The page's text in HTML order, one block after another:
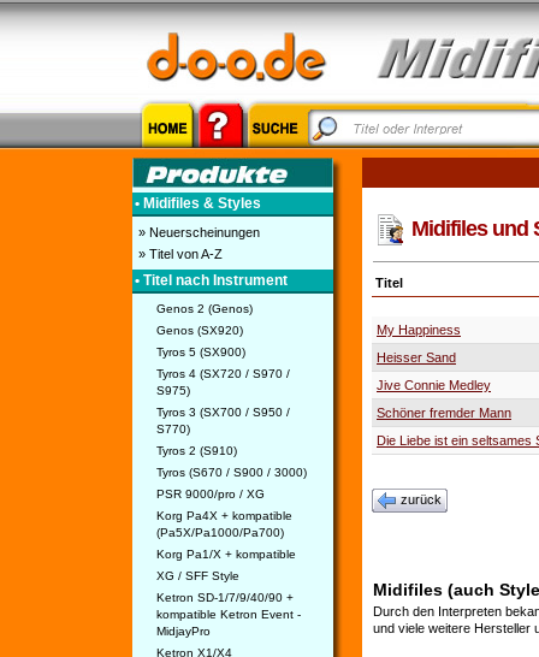
• Midifiles & Styles
» Neuerscheinungen
» Titel von A-Z
• Titel nach Instrument
Genos 2 (Genos)
Genos (SX920)
Tyros 5 (SX900)
Tyros 4 (SX720 / S970 /
S975)
Tyros 3 (SX700 / S950 /
S770)
Tyros 2 (S910)
Tyros (S670 / S900 / 3000)
PSR 9000/pro / XG
Korg Pa4X + kompatible
(Pa5X/Pa1000/Pa700)
Korg Pa1/X + kompatible
XG / SFF Style
Ketron SD-1/7/9/40/90 +
kompatible Ketron Event -
MidjayPro
Ketron X1/X4
Midifiles und
Titel
My Happiness
Heisser Sand
Jive Connie Medley
Schöner fremder Mann
Die Liebe ist ein seltsames
zurück
Midifiles (auch
Durch den Interpreten
und viele weitere Hersteller